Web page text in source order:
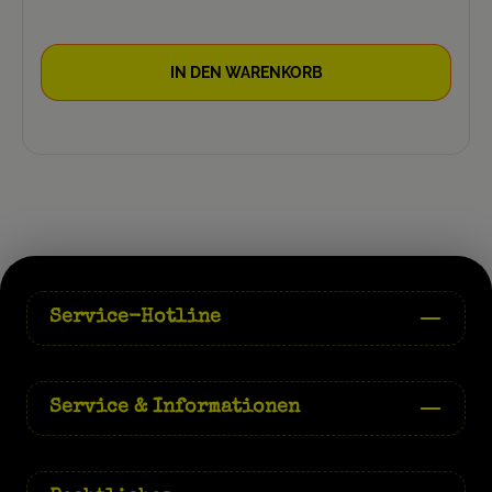
IN DEN WARENKORB
Service-Hotline
Service & Informationen